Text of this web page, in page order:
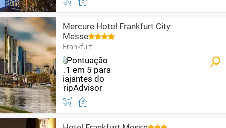
Mercure Hotel Frankfurt City
Messe
Frankfurt